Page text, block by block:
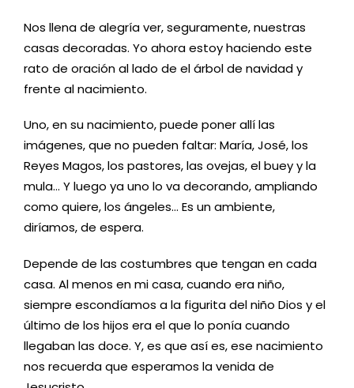
Nos llena de alegría ver, seguramente, nuestras
casas decoradas. Yo ahora estoy haciendo este
rato de oración al lado de el árbol de navidad y
frente al nacimiento.
Uno, en su nacimiento, puede poner allí las
imágenes, que no pueden faltar: María, José, los
Reyes Magos, los pastores, las ovejas, el buey y la
mula… Y luego ya uno lo va decorando, ampliando
como quiere, los ángeles… Es un ambiente,
diríamos, de espera.
Depende de las costumbres que tengan en cada
casa. Al menos en mi casa, cuando era niño,
siempre escondíamos a la figurita del niño Dios y el
último de los hijos era el que lo ponía cuando
llegaban las doce. Y, es que así es, ese nacimiento
nos recuerda que esperamos la venida de